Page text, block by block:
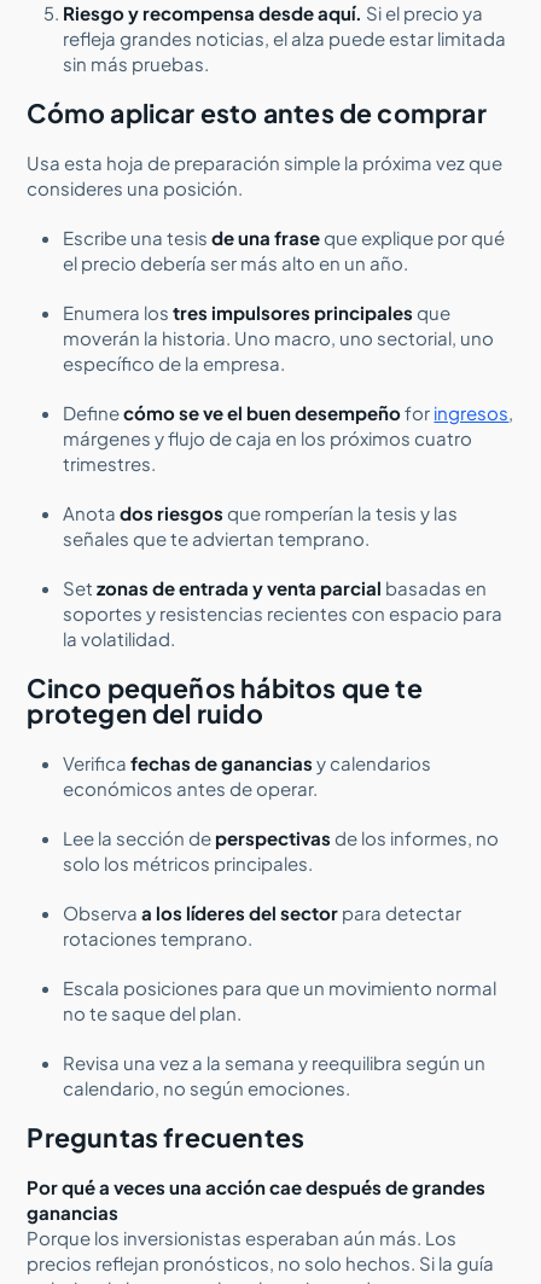
Riesgo y recompensa desde aquí. Si el precio ya
refleja grandes noticias, el alza puede estar limitada
sin más pruebas.
Cómo aplicar esto antes de comprar
Usa esta hoja de preparación simple la próxima vez que
consideres una posición.
Escribe una tesisde una frase que explique por qué
el precio debería ser más alto en un año.
Enumera lostres impulsores principales que
moverán la historia. Uno macro, uno sectorial, uno
específico de la empresa.
Definecómo se ve el buen desempeñofor ingresos,
márgenes y flujo de caja en los próximos cuatro
trimestres.
Anotados riesgos que romperían la tesis y las
señales que te adviertan temprano.
Setzonas de entrada y venta parcial basadas en
soportes y resistencias recientes con espacio para
la volatilidad.
Cinco pequeños hábitos que te
protegen del ruido
Verificafechas de ganancias y calendarios
económicos antes de operar.
Lee la sección de perspectivas de los informes, no
solo los métricos principales.
Observaa los líderes del sector para detectar
rotaciones temprano.
Escala posiciones para que un movimiento normal
no te saque del plan.
Revisa una vez a la semana y reequilibra según un
calendario, no según emociones.
Preguntas frecuentes
Por qué a veces una acción cae después de grandes
ganancias
Porque los inversionistas esperaban aún más. Los
precios reflejan pronósticos, no solo hechos. Si la guía